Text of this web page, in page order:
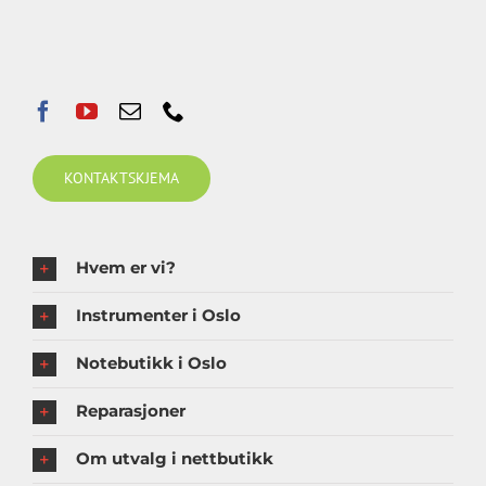
KONTAKTSKJEMA
Hvem er vi?
Instrumenter i Oslo
Notebutikk i Oslo
Reparasjoner
Om utvalg i nettbutikk